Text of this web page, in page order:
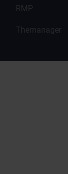
RMP
Themanager